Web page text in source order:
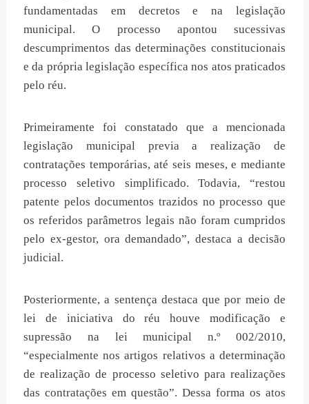
fundamentadas em decretos e na legislação
municipal. O processo apontou sucessivas
descumprimentos das determinações constitucionais
e da própria legislação específica nos atos praticados
pelo réu.
Primeiramente foi constatado que a mencionada
legislação municipal previa a realização de
contratações temporárias, até seis meses, e mediante
processo seletivo simplificado. Todavia, “restou
patente pelos documentos trazidos no processo que
os referidos parâmetros legais não foram cumpridos
pelo ex-gestor, ora demandado”, destaca a decisão
judicial.
Posteriormente, a sentença destaca que por meio de
lei de iniciativa do réu houve modificação e
supressão na lei municipal n.º 002/2010,
“especialmente nos artigos relativos a determinação
de realização de processo seletivo para realizações
das contratações em questão”. Dessa forma os atos